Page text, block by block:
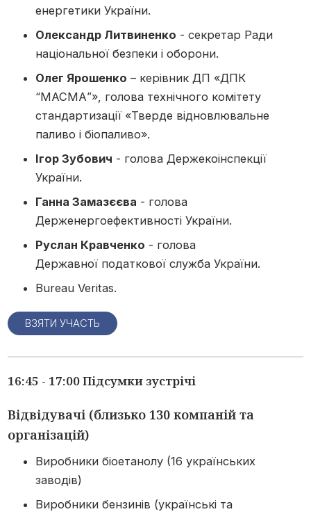
енергетики України.
Олександр Литвиненко - секретар Ради
національної безпеки і оборони.
Олег Ярошенко – керівник ДП «ДПК
“МАСМА”», голова технічного комітету
стандартизації «Тверде відновлювальне
паливо і біопаливо».
Ігор Зубович - голова Держекоінспекції
України.
Ганна Замазєєва - голова
Держенергоефективності України.
Руслан Кравченко - голова
Державної податкової служба України.
Bureau Veritas.
ВЗЯТИ УЧАСТЬ
16:45 - 17:00 Підсумки зустрічі
Відвідувачі (близько 130 компаній та
організацій)
Виробники біоетанолу (16 українських
заводів)
Виробники бензинів (українські та